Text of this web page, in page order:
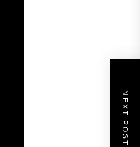
NEXT POST